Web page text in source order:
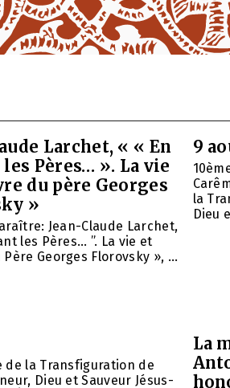
Larchet, « « En
Pères… ». La vie
du père Georges
»
Jean-Claude Larchet,
les Pères… ”. La vie et
Georges Florovsky », ...
9
la
Dieu
de la Transfiguration de
Dieu et Sauveur Jésus-
La